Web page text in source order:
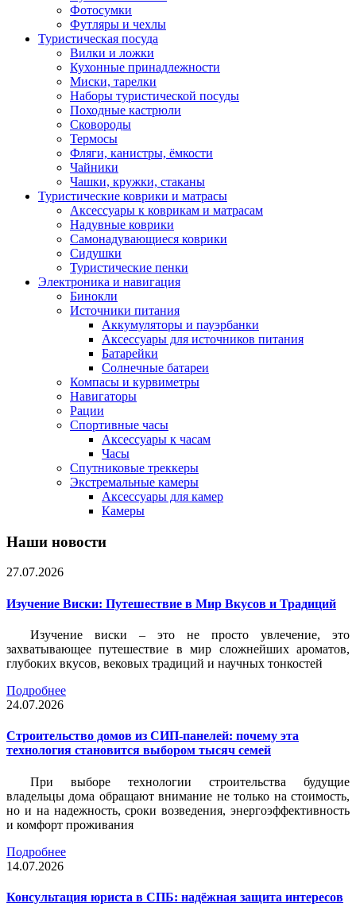
Фотосумки
Футляры и чехлы
Туристическая посуда
Вилки и ложки
Кухонные принадлежности
Миски, тарелки
Наборы туристической посуды
Походные кастрюли
Сковороды
Термосы
Фляги, канистры, ёмкости
Чайники
Чашки, кружки, стаканы
Туристические коврики и матрасы
Аксессуары к коврикам и матрасам
Надувные коврики
Самонадувающиеся коврики
Сидушки
Туристические пенки
Электроника и навигация
Бинокли
Источники питания
Аккумуляторы и пауэрбанки
Аксессуары для источников питания
Батарейки
Солнечные батареи
Компасы и курвиметры
Навигаторы
Рации
Спортивные часы
Аксессуары к часам
Часы
Спутниковые треккеры
Экстремальные камеры
Аксессуары для камер
Камеры
Наши новости
27.07.2026
Изучение Виски: Путешествие в Мир Вкусов и Традиций
Изучение виски – это не просто увлечение, это
захватывающее путешествие в мир сложнейших ароматов,
глубоких вкусов, вековых традиций и научных тонкостей
Подробнее
24.07.2026
Строительство домов из СИП-панелей: почему эта
технология становится выбором тысяч семей
При выборе технологии строительства будущие
владельцы дома обращают внимание не только на стоимость,
но и на надежность, сроки возведения, энергоэффективность
и комфорт проживания
Подробнее
14.07.2026
Консультация юриста в СПБ: надёжная защита интересов